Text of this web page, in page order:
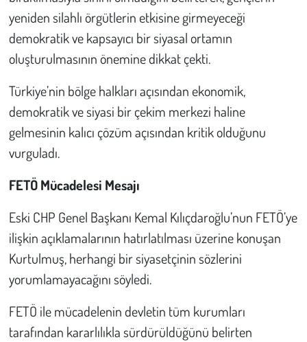
yeniden silahlı örgütlerin etkisine girmeyeceği
demokratik ve kapsayıcı bir siyasal ortamın
oluşturulmasının önemine dikkat çekti.
Türkiye’nin bölge halkları açısından ekonomik,
demokratik ve siyasi bir çekim merkezi haline
gelmesinin kalıcı çözüm açısından kritik olduğunu
vurguladı.
FETÖ Mücadelesi Mesajı
Eski CHP Genel Başkanı Kemal Kılıçdaroğlu’nun FETÖ’ye
ilişkin açıklamalarının hatırlatılması üzerine konuşan
Kurtulmuş, herhangi bir siyasetçinin sözlerini
yorumlamayacağını söyledi.
FETÖ ile mücadelenin devletin tüm kurumları
tarafından kararlılıkla sürdürüldüğünü belirten